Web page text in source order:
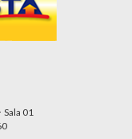
Sala 01